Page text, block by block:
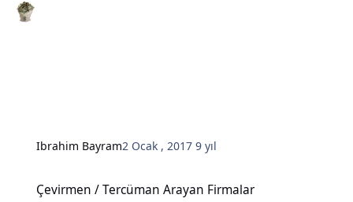
Ibrahim Bayram2 Ocak , 20179 yıl
Çevirmen / Tercüman Arayan Firmalar